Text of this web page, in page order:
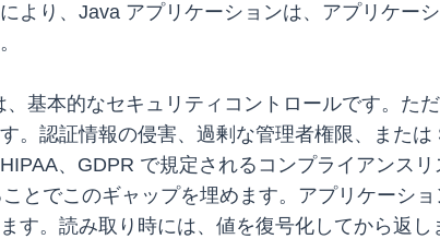
より、Java アプリケーションは、アプリケー
基本的なセキュリティコントロールです。た
。認証情報の侵害、過剰な管理者権限、また
、GDPR で規定されるコンプライアンス
とでこのギャップを埋めます。アプリケーシ
す。読み取り時には、値を復号化してから返